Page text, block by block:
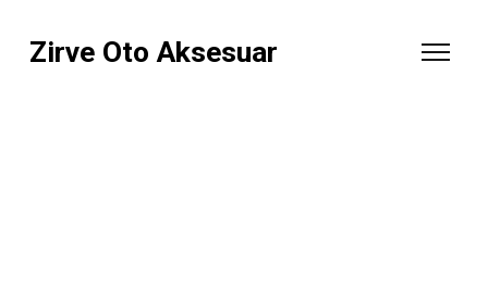
Zirve Oto Aksesuar